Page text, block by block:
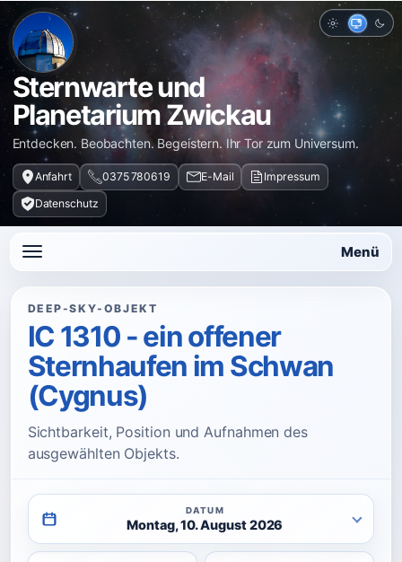
Sternwarte und
Planetarium Zwickau
Entdecken. Beobachten. Begeistern. Ihr Tor zum Universum.
Anfahrt 0375 780619 E-Mail
Impressum
Datenschutz
Hell Auto
Menü
DEEP-SKY-OBJEKT
IC 1310 - ein offener
Sternhaufen im Schwan
(Cygnus)
Sichtbarkeit, Position und Aufnahmen des
ausgewählten Objekts.
DATUM
Montag, 10. August 2026